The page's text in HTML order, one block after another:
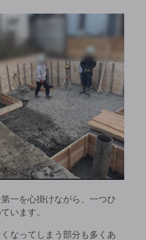
一を心掛けながら、一つひ
います。
なってしまう部分も多くあ